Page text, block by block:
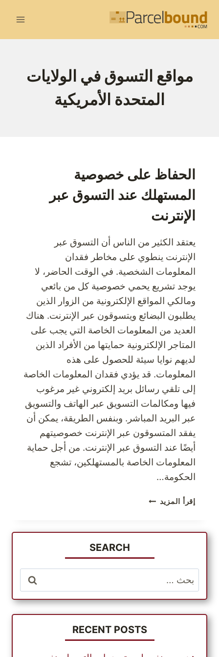
إلى
مواقع التسوق في الولايات
المتحدة الأمريكية
الحفاظ على خصوصية
المستهلك عند التسوق عبر
الإنترنت
يعتقد الكثير من الناس أن التسوق عبر
الإنترنت ينطوي على مخاطر فقدان
المعلومات الشخصية. في الوقت الحاضر، لا
يوجد تشريع يحمي خصوصية كل من بائعي
ومالكي المواقع الإلكترونية من الزوار الذين
يطلبون البضائع ويتسوقون عبر الإنترنت. هناك
العديد من المعلومات الخاصة التي يجب على
المتاجر الإلكترونية حمايتها من الأفراد الذين
لديهم نوايا سيئة للحصول على هذه
المعلومات. قد يؤدي فقدان المعلومات الخاصة
إلى تلقي رسائل بريد إلكتروني غير مرغوب
فيها ومكالمات التسويق عبر الهاتف والتسويق
عبر البريد المباشر. وبنفس الطريقة، يمكن أن
يفقد المتسوقون عبر الإنترنت خصوصيتهم
أيضًا عند التسوق عبر الإنترنت. من أجل حماية
المعلومات الخاصة بالمستهلكين، تشجع
الحكومة…
إقرأ المزيد الحفاظ
المستهلك
التسوق
عبر
SEARCH
عن:
RECENT POSTS